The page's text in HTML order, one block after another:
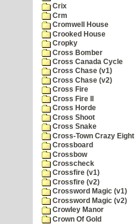
Crix
Crm
Cromwell House
Crooked House
Cropky
Cross Bomber
Cross Canada Cycle
Cross Chase (v1)
Cross Chase (v2)
Cross Fire
Cross Fire II
Cross Horde
Cross Shoot
Cross Snake
Cross-Town Crazy Eight
Crossboard
Crossbow
Crosscheck
Crossfire (v1)
Crossfire (v2)
Crossword Magic (v1)
Crossword Magic (v2)
Crowley Manor
Crown Of Gold